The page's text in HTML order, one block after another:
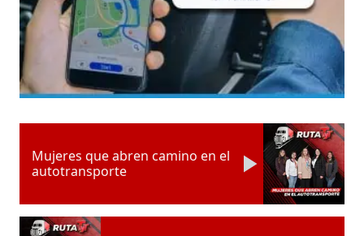
Mujeres que abren camino en el
autotransporte